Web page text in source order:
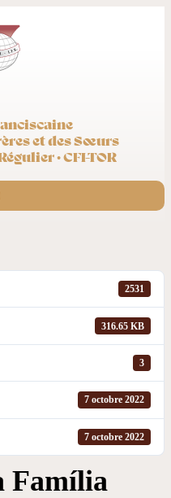
et des Sœurs
· CFI-TOR
2531
316.65 KB
3
7 octobre 2022
7 octobre 2022
Família